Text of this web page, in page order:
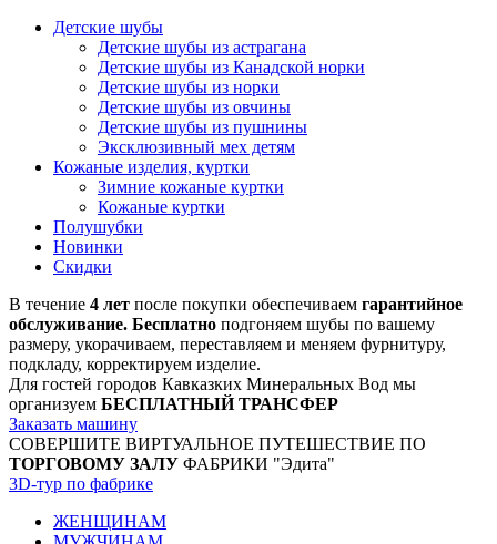
Детские шубы
Детские шубы из астрагана
Детские шубы из Канадской норки
Детские шубы из норки
Детские шубы из овчины
Детские шубы из пушнины
Эксклюзивный мех детям
Кожаные изделия, куртки
Зимние кожаные куртки
Кожаные куртки
Полушубки
Новинки
Скидки
В течение 4 лет после покупки обеспечиваем гарантийное
обслуживание. Бесплатно подгоняем шубы по вашему
размеру, укорачиваем, переставляем и меняем фурнитуру,
подкладу, корректируем изделие.
Для гостей городов Кавказких Минеральных Вод мы
организуем БЕСПЛАТНЫЙ ТРАНСФЕР
Заказать машину
СОВЕРШИТЕ ВИРТУАЛЬНОЕ ПУТЕШЕСТВИЕ ПО
ТОРГОВОМУ ЗАЛУ ФАБРИКИ "Эдита"
3D-тур по фабрике
ЖЕНЩИНАМ